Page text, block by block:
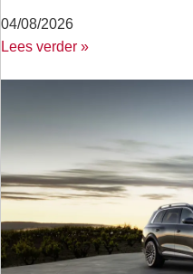
04/08/2026
Lees verder »